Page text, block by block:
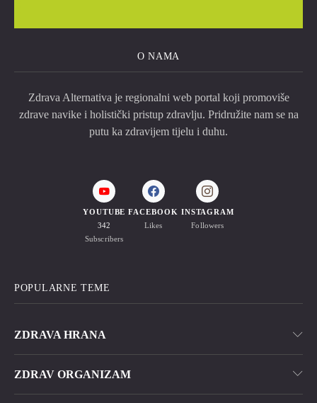
O NAMA
Zdrava Alternativa je regionalni web portal koji promoviše
zdrave navike i holistički pristup zdravlju. Pridružite nam se na
putu ka zdravijem tijelu i duhu.
YOUTUBE
342
Subscribers
FACEBOOK
Likes
INSTAGRAM
Followers
POPULARNE TEME
ZDRAVA HRANA
ZDRAV ORGANIZAM